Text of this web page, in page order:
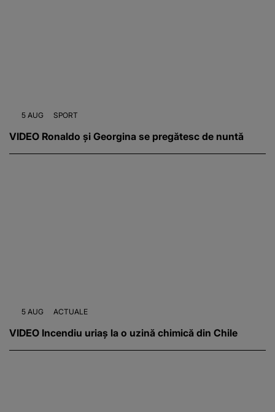
5 AUG SPORT
VIDEO Ronaldo și Georgina se pregătesc de nuntă
5 AUG ACTUALE
VIDEO Incendiu uriaș la o uzină chimică din Chile